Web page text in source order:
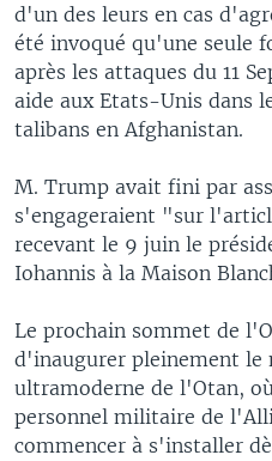
d'un des leurs en cas
été invoqué qu'une seule
après les attaques du 11
aide aux Etats-Unis dans
talibans en Afghanistan.
M. Trump avait fini par
s'engageraient "sur
recevant le 9 juin le
Iohannis à la Maison
Le prochain sommet de
d'inaugurer pleinement le
ultramoderne de l'Otan,
personnel militaire de
commencer à s'installer